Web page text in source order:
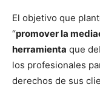
El objetivo que
“promover la
herramienta que
los profesionales
derechos de sus